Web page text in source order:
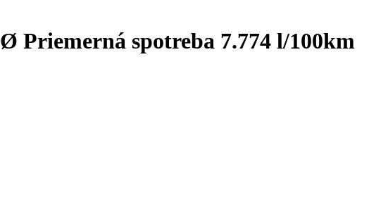
Ø Priemerná spotreba 7.774 l/100km